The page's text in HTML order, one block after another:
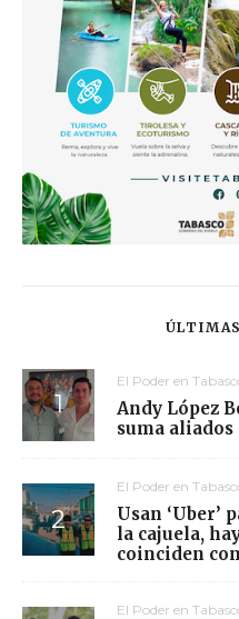
El Poder en
Andy López
suma
El Poder en
Usan ‘Uber’
la cajuela,
coinciden
El Poder en